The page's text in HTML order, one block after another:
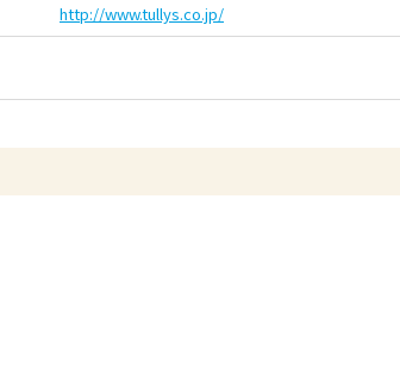
http://www.tullys.co.jp/